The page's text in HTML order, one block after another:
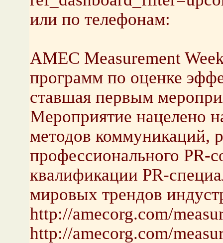
или по телефонам:
AMEC Measurement
программ по оценке
ставшая первым
Мероприятие нацелено
методов коммуникаций,
профессионального PR-
квалификации PR-
мировых трендов
http://amecorg.com/
http://amecorg.com/